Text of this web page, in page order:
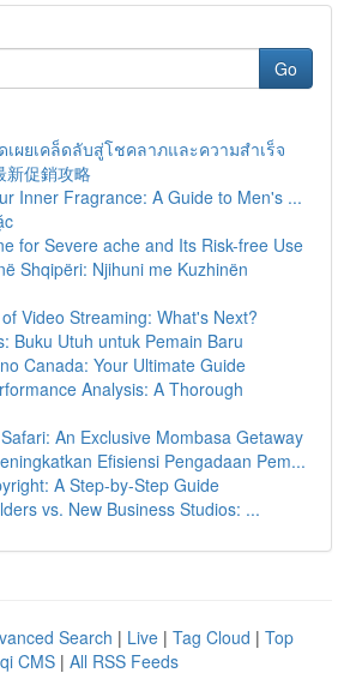
Go
เผยเคล็ดลับสู่โชคลาภและความสำเร็จ
新促銷攻略
Inner Fragrance: A Guide to Men's ...
for Severe ache and Its Risk-free Use
Shqipëri: Njihuni me Kuzhinën
Video Streaming: What's Next?
Buku Utuh untuk Pemain Baru
Canada: Your Ultimate Guide
Analysis: A Thorough
An Exclusive Mombasa Getaway
Efisiensi Pengadaan Pem...
A Step-by-Step Guide
vs. New Business Studios: ...
Search | Live | Tag Cloud | Top
CMS | All RSS Feeds